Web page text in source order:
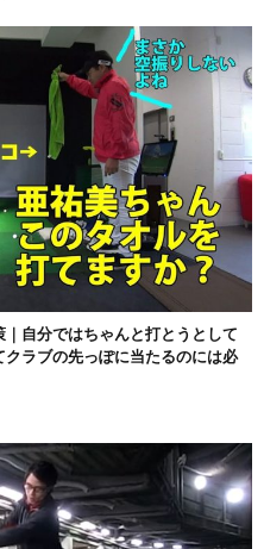
自分ではちゃんと打とうとして
ラブの先っぽに当たるのには必